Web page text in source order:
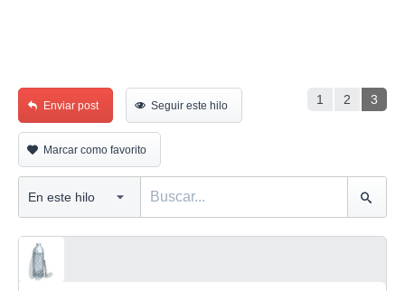
1 2 3
Enviar post Seguir este hilo
Marcar como favorito